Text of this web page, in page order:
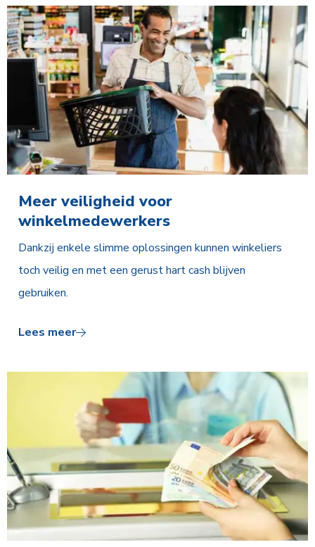
Meer veiligheid voor
winkelmedewerkers
Dankzij enkele slimme oplossingen kunnen winkeliers
toch veilig en met een gerust hart cash blijven
gebruiken.
Lees meer